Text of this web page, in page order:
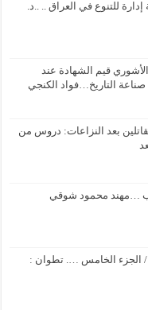
للتنوع في العراق .. ..د.
قيم الشهادة عند
التاريخ…فواد الكنجي
بعد النزاعات: دروس من
…مهند محمود شوقي
/ الجزء الخامس …. تطوان :